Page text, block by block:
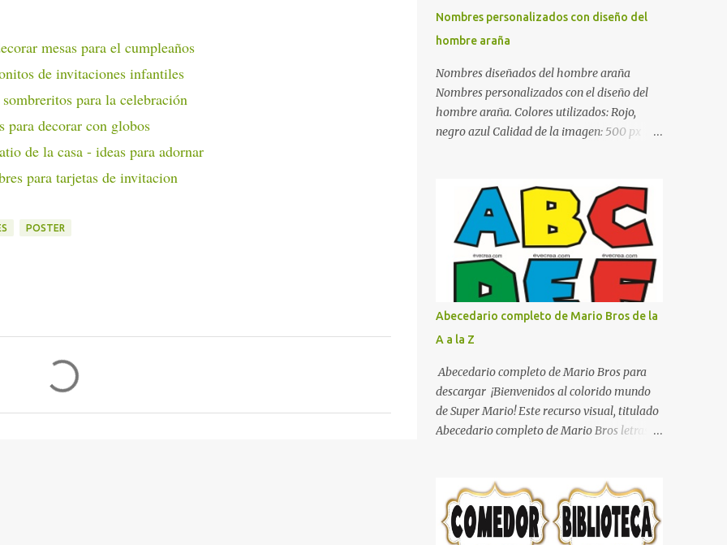
mesas para el cumpleaños
de invitaciones infantiles
para la celebración
para decorar con globos
de la casa - ideas para adornar
para tarjetas de invitacion
POSTER
dormitorio. El color naranja es una buena
opción para recibir esa luz y felicidad que
todo ser humano necesita. El color blanco es
ideal para lograr el relax total, es un color
que va con todo y además es color bastante
limpio que te dará esa sensación de calidez.
Los colores terra son excelentes para usar en
color muy relajante y por lo tanto entra en
la lista de colo...
Nombres personalizados con diseño del
hombre araña
Nombres diseñados del hombre araña
Nombres personalizados con el diseño del
hombre araña. Colores utilizados: Rojo,
negro azul Calidad de la imagen: 500 px Si
comentario y con gusto lo diseñamos.
Nombres con diseños Spiderman Sonic bella
Cartel de feliz cumpleaños de héroes en
pijamas Ideas para decorar el dormitorio
con pósters Cama con diseño de ring de
boxeo Ideas para decoraciones de fiestas
infantiles Cosas bonitas que se pueden hacer
con gomas de coche
Abecedario completo de Mario Bros de la
A a la Z
Abecedario completo de Mario Bros para
descargar ¡Bienvenidos al colorido mundo
de Super Mario! Este recurso visual, titulado
Abecedario completo de Mario Bros letras
de los videojuegos. Este set de letras está
diseñado para transformar cualquier
mensaje en una aventura, utilizando la